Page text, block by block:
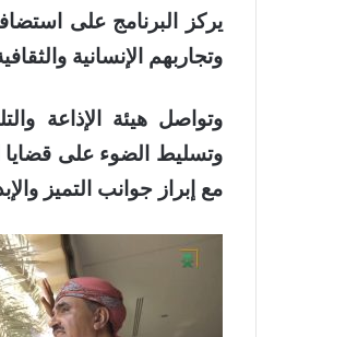
يركز البرنامج على
وتجاربهم الإنسانية
وتواصل هيئة الإذاعة
وتسليط الضوء على قضايا
مع إبراز جوانب التميز